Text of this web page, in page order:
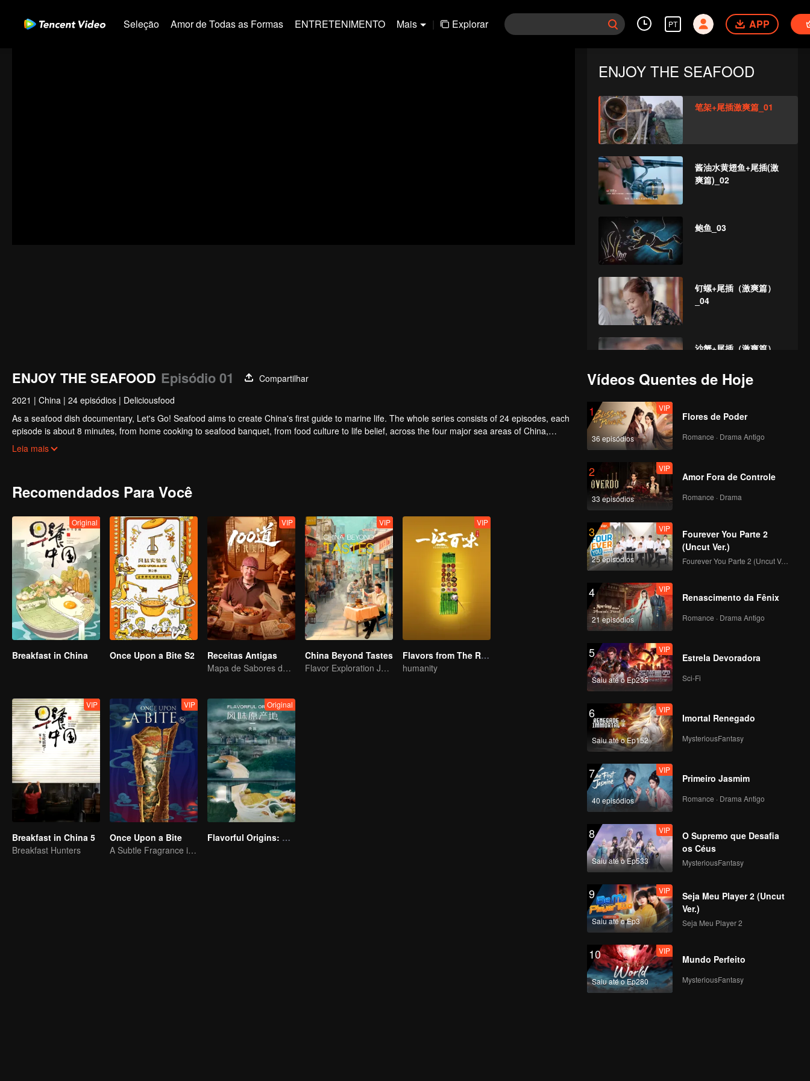
Seleção Amor de Todas as Formas ENTRETENIMENTO Mais | Explorar PT APP
ENJOY THE SEAFOOD
笔架+尾插激爽篇_01
酱油水黄翅鱼+尾插(激
爽篇)_02
鲍鱼_03
钉螺+尾插（激爽篇）
_04
沙蟹+尾插（激爽篇）
_06
_07
土笋冻_08
篇）_09
_11
炭烤生蚝+尾插（地域
篇）_13
糟鳗+尾插（地域篇）
_14
ENJOY THE SEAFOOD Episódio 01
Compartilhar
2021 | China | 24 episódios | Deliciousfood
As a seafood dish documentary, Let's Go! Seafood aims to create China's first guide to marine life. The whole series consists of 24 episodes, each
episode is about 8 minutes, from home cooking to seafood banquet, from food culture to life belief, across the four major sea areas of China,
recording a group of people who eat by the sea!
Leia mais
Recomendados Para Você
Original
Breakfast in China Once Upon a Bite S2
VIP
Receitas Antigas
Mapa de Sabores da China
VIP
China Beyond Tastes
Flavor Exploration Journey of Chen Xiaoqing
VIP
Flavors from The River
humanity
VIP
Breakfast in China 5
Breakfast Hunters
VIP
Once Upon a Bite
A Subtle Fragrance in Flavor
Original
Flavorful Origins: Gui Yang
Vídeos Quentes de Hoje
1
36 episódios
VIP
Flores de Poder
Romance · Drama Antigo
2
33 episódios
VIP
Amor Fora de Controle
Romance · Drama
3
25 episódios
VIP
Fourever You Parte 2
(Uncut Ver.)
Fourever You Parte 2 (Uncut Ver.)
4
21 episódios
VIP
Renascimento da Fênix
Romance · Drama Antigo
5
Saiu até o Ep235
VIP
Estrela Devoradora
Sci-Fi
6
Saiu até o Ep152
VIP
Imortal Renegado
MysteriousFantasy
7
40 episódios
VIP
Primeiro Jasmim
Romance · Drama Antigo
8
Saiu até o Ep533
VIP
O Supremo que Desafia
os Céus
MysteriousFantasy
9
Saiu até o Ep3
VIP
Seja Meu Player 2 (Uncut
Ver.)
Seja Meu Player 2
10
Saiu até o Ep280
VIP
Mundo Perfeito
MysteriousFantasy